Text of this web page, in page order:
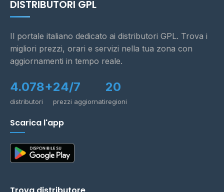
DISTRIBUTORI GPL
Il portale italiano dedicato ai distributori GPL. Trova i
migliori prezzi, orari e servizi nella tua zona con
aggiornamenti in tempo reale.
4.078+
distributori
24/7
prezzi aggiornati
20
regioni
Scarica l'app